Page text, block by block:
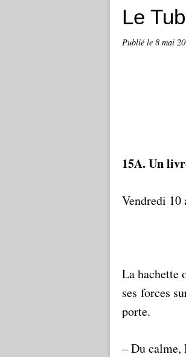
Le
Publié le 8 mai
15A. Un
Vendredi 10
La hachette
ses forces
porte.
– Du calme,